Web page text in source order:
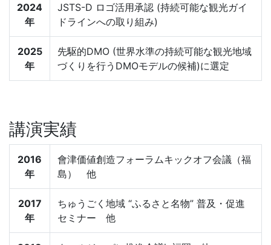
2024
年
JSTS-D ロゴ活用承認 (持続可能な観光ガイ
ドラインへの取り組み)
2025
年
先駆的DMO (世界水準の持続可能な観光地域
づくりを行うDMOモデルの候補)に選定
講演実績
2016
年
會津価値創造フォーラムキックオフ会議（福
島） 他
2017
年
ちゅうごく地域 “ふるさと名物” 普及・促進
セミナー 他